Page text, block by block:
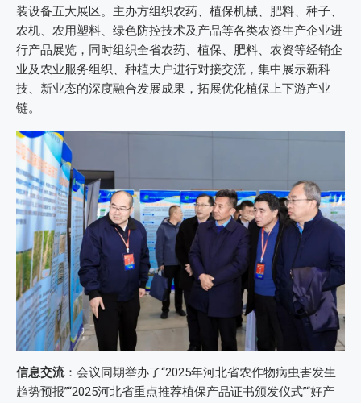
装设备五大展区。主办方组织农药、植保机械、肥料、种子、
农机、农用塑料、绿色防控技术及产品等各类农资生产企业进
行产品展览，同时组织全省农药、植保、肥料、农资等经销企
业及农业服务组织、种植大户进行对接交流，集中展示新科
技、新业态的深度融合发展成果，拓展优化植保上下游产业
链。
信息交流：会议同期举办了“2025年河北省农作物病虫害发生
趋势预报”“2025河北省重点推荐植保产品证书颁发仪式”“好产